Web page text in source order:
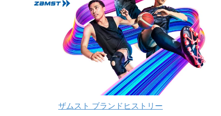
ザムスト ブランドヒストリー